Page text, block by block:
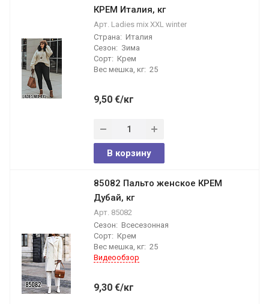
КРЕМ Италия, кг
Арт. Ladies mix XXL winter
Страна: Италия
Сезон: Зима
Сорт: Крем
Вес мешка, кг: 25
9,50 €/кг
В корзину
85082 Пальто женское КРЕМ
Дубай, кг
Арт. 85082
Сезон: Всесезонная
Сорт: Крем
Вес мешка, кг: 25
Видеообзор
9,30 €/кг